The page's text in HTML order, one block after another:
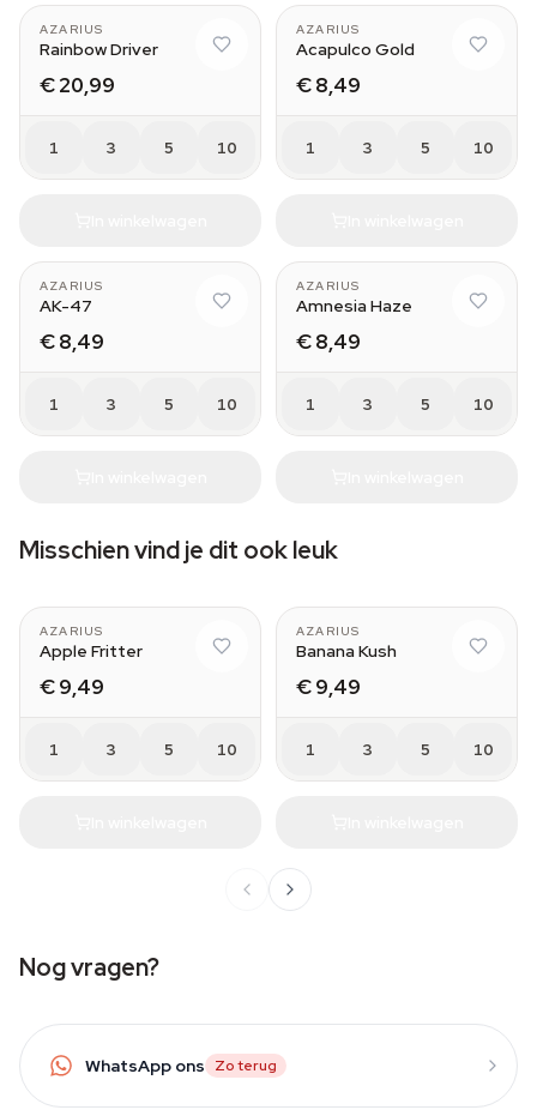
AZARIUS
Rainbow Driver
€ 20,99
1 3 5 10
AZARIUS
Acapulco Gold
€ 8,49
1 3 5 10
AZARIUS
AK-47
€ 8,49
1 3 5 10
AZARIUS
Amnesia Haze
€ 8,49
1 3 5 10
Misschien vind je dit ook leuk
AZARIUS
Apple Fritter
€ 9,49
1 3 5 10
AZARIUS
Banana Kush
€ 9,49
1 3 5 10
Nog vragen?
WhatsApp ons Zo terug